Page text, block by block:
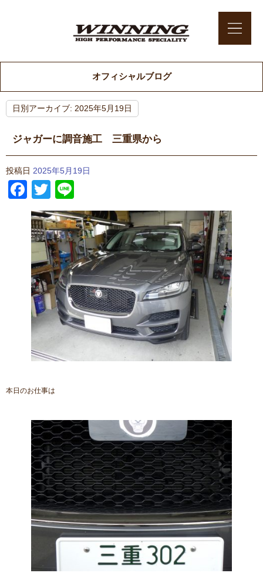
オフィシャルブログ
日別アーカイブ: 2025年5月19日
ジャガーに調音施工 三重県から
投稿日 2025年5月19日
Facebook
Twitter
本日のお仕事は